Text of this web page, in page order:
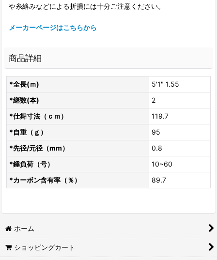
や糸絡みなどによる折損には十分ご注意ください。
メーカーページはこちらから
商品詳細
*全長(ｍ)
5'1" 1.55
*継数(本)
2
*仕舞寸法（ｃｍ）
119.7
*自重（ｇ）
95
*先径/元径（mm）
0.8
*錘負荷（号）
10~60
*カーボン含有率（％）
89.7
ホーム
ショッピングカート